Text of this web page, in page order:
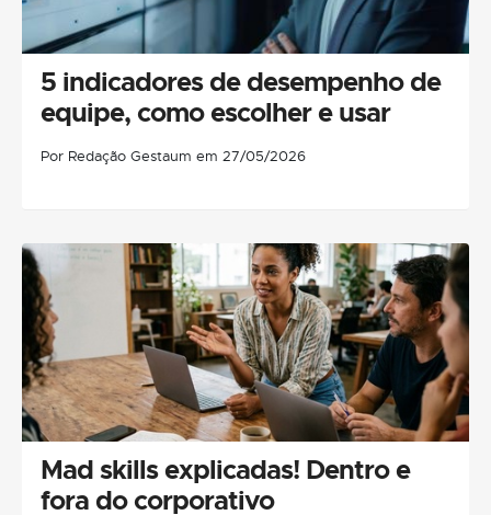
5 indicadores de desempenho de
equipe, como escolher e usar
Por Redação Gestaum em 27/05/2026
Mad skills explicadas! Dentro e
fora do corporativo